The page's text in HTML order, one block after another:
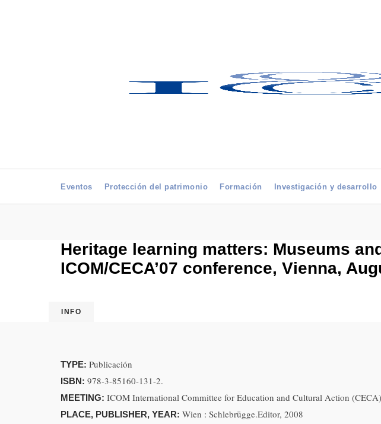
Eventos Protección del patrimonio Formación Investigación y desarrollo
Heritage learning matters: Museums
ICOM/CECA’07 conference, Vienna,
INFO
TYPE: Publicación
ISBN: 978-3-85160-131-2.
MEETING: ICOM International Committee for Education and Cultural Action
PLACE, PUBLISHER, YEAR: Wien : Schlebrügge.Editor, 2008